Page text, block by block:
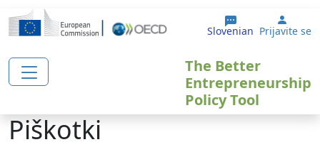
Skip to main content
Slovenian User
Prijavite se
The Better
Entrepreneurship
Policy Tool
Piškotki